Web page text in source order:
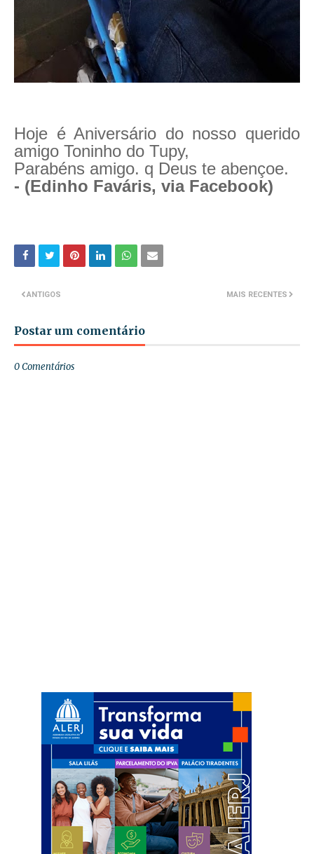
Hoje é Aniversário do nosso querido
amigo Toninho do Tupy,
Parabéns amigo. q Deus te abençoe.
- (Edinho Faváris, via Facebook)
MAIS RECENTES
ANTIGOS
Postar um comentário
0 Comentários